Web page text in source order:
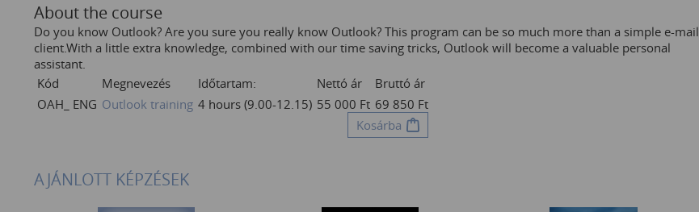
About the course
Do you know Outlook? Are you sure you really know Outlook? This program can be so much more than a simple e-mail
client.With a little extra knowledge, combined with our time saving tricks, Outlook will become a valuable personal
assistant.
Kód
Megnevezés Időtartam: Nettó ár
Bruttó ár
OAH_ ENG Outlook training 4 hours (9.00-12.15) 55 000 Ft 69 850 Ft
Kosárba
AJÁNLOTT KÉPZÉSEK